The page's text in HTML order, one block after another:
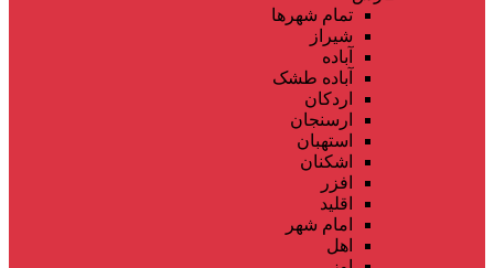
تمام شهر‌ها
شیراز
آباده
آباده طشک
اردکان
ارسنجان
استهبان
اشکنان
افزر
اقلید
امام شهر
اهل